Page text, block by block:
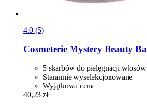
4.0 (5)
Cosmeterie Mystery Beauty
5 skarbów do pielęgnacji włosów
Starannie wyselekcjonowane
Wyjątkowa cena
40,23 zł